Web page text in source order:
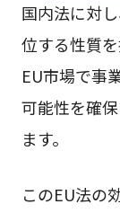
国内法に対
位する性質
EU市場で事
可能性を確
ます。
このEU法の